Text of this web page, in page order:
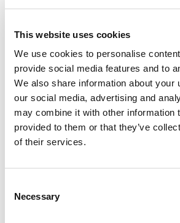
This website uses cookies
We use cookies to personalise
provide social media features and to
We also share information about your
our social media, advertising and
may combine it with other information
provided to them or that they’ve
of their services.
Selection
Necessary
STEVIGHEID.
TE GEBRUIKEN TUSSEN -40°C EN
GELIJKE WARMTEVERDELING.
SPECIFICATIES